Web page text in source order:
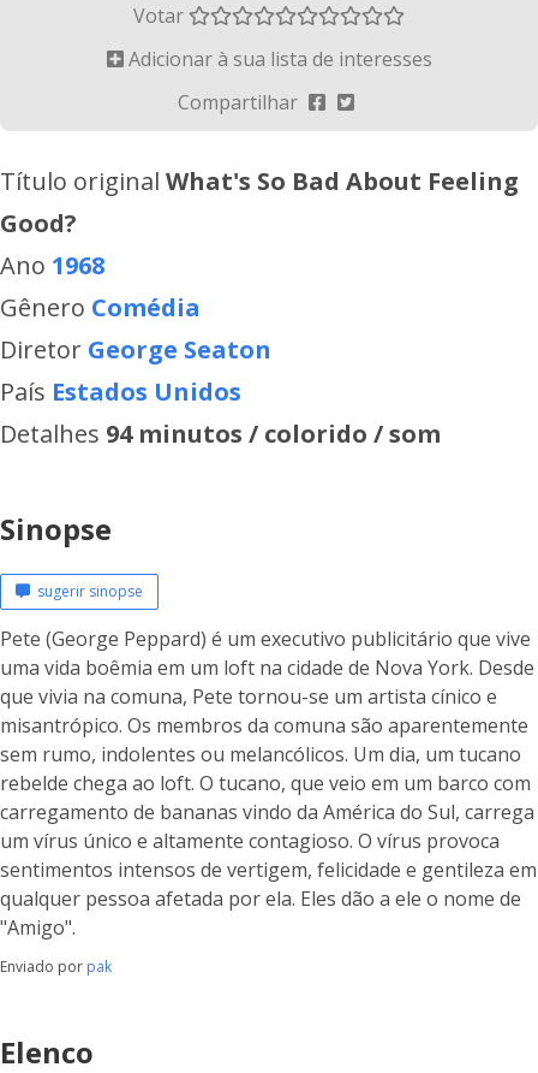
Votar
Adicionar à sua lista de interesses
Compartilhar
Título original What's So Bad About Feeling
Good?
Ano 1968
Gênero Comédia
Diretor George Seaton
País Estados Unidos
Detalhes 94 minutos / colorido / som
Sinopse
sugerir sinopse
Pete (George Peppard) é um executivo publicitário que vive
uma vida boêmia em um loft na cidade de Nova York. Desde
que vivia na comuna, Pete tornou-se um artista cínico e
misantrópico. Os membros da comuna são aparentemente
sem rumo, indolentes ou melancólicos. Um dia, um tucano
rebelde chega ao loft. O tucano, que veio em um barco com
carregamento de bananas vindo da América do Sul, carrega
um vírus único e altamente contagioso. O vírus provoca
sentimentos intensos de vertigem, felicidade e gentileza em
qualquer pessoa afetada por ela. Eles dão a ele o nome de
"Amigo".
Enviado por pak
Elenco